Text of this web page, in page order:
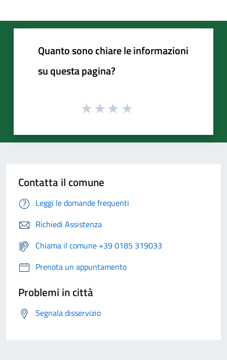
Quanto sono chiare le informazioni
su questa pagina?
Contatta il comune
Leggi le domande frequenti
Richiedi Assistenza
Chiama il comune +39 0185 319033
Prenota un appuntamento
Problemi in città
Segnala disservizio